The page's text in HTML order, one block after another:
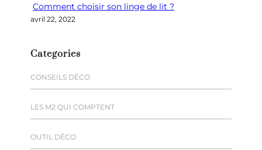
Comment choisir son linge de lit ?
avril 22, 2022
Categories
CONSEILS DÉCO
LES M2 QUI COMPTENT
OUTIL DÉCO